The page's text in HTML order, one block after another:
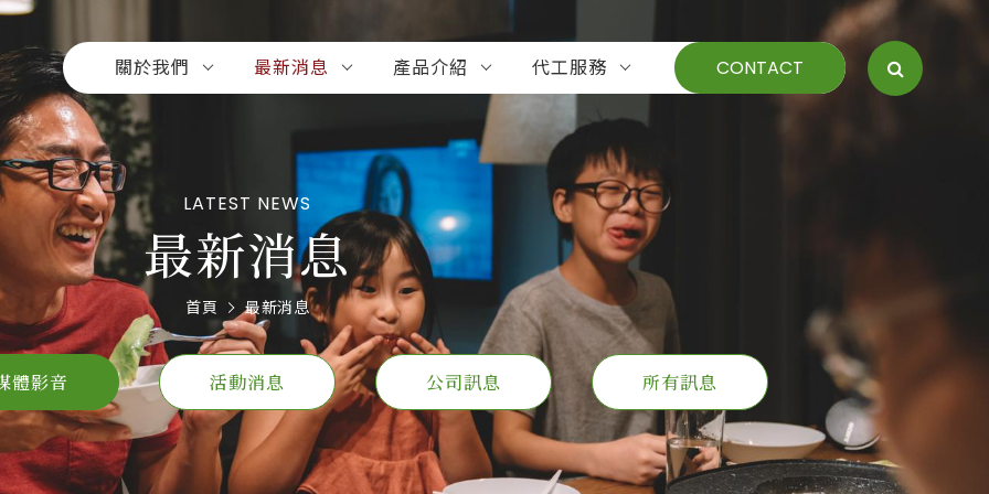
關於我們 最新消息 產品介紹 代工服務 CONTACT
LATEST NEWS
最新消息
首頁 最新消息
體影音 活動消息 公司訊息 所有訊息